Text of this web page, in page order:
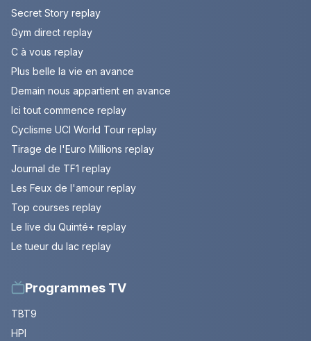
Secret Story replay
Gym direct replay
C à vous replay
Plus belle la vie en avance
Demain nous appartient en avance
Ici tout commence replay
Cyclisme UCI World Tour replay
Tirage de l'Euro Millions replay
Journal de TF1 replay
Les Feux de l'amour replay
Top courses replay
Le live du Quinté+ replay
Le tueur du lac replay
Programmes TV
TBT9
HPI